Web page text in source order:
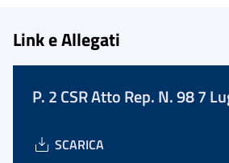
Link e Allegati
P. 2 CSR Atto Rep. N. 98 7
SCARICA